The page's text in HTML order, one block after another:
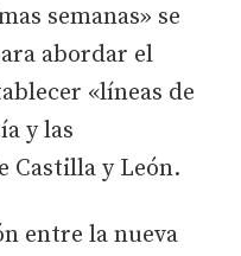
semanas» se
abordar el
«líneas de
y las
Castilla y León.
entre la nueva